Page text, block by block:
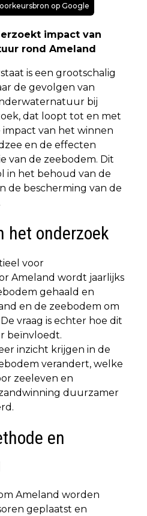
op Google
impact van
rond Ameland
is een grootschalig
de gevolgen van
bij
dat loopt tot en met
van het winnen
en de effecten
van de zeebodem. Dit
in het behoud van de
de bescherming van de
het onderzoek
voor
Ameland wordt jaarlijks
gehaald en
en de zeebodem om
vraag is echter hoe dit
beïnvloedt.
inzicht krijgen in de
verandert, welke
zeeleven en
duurzamer
en
Ameland worden
geplaatst en